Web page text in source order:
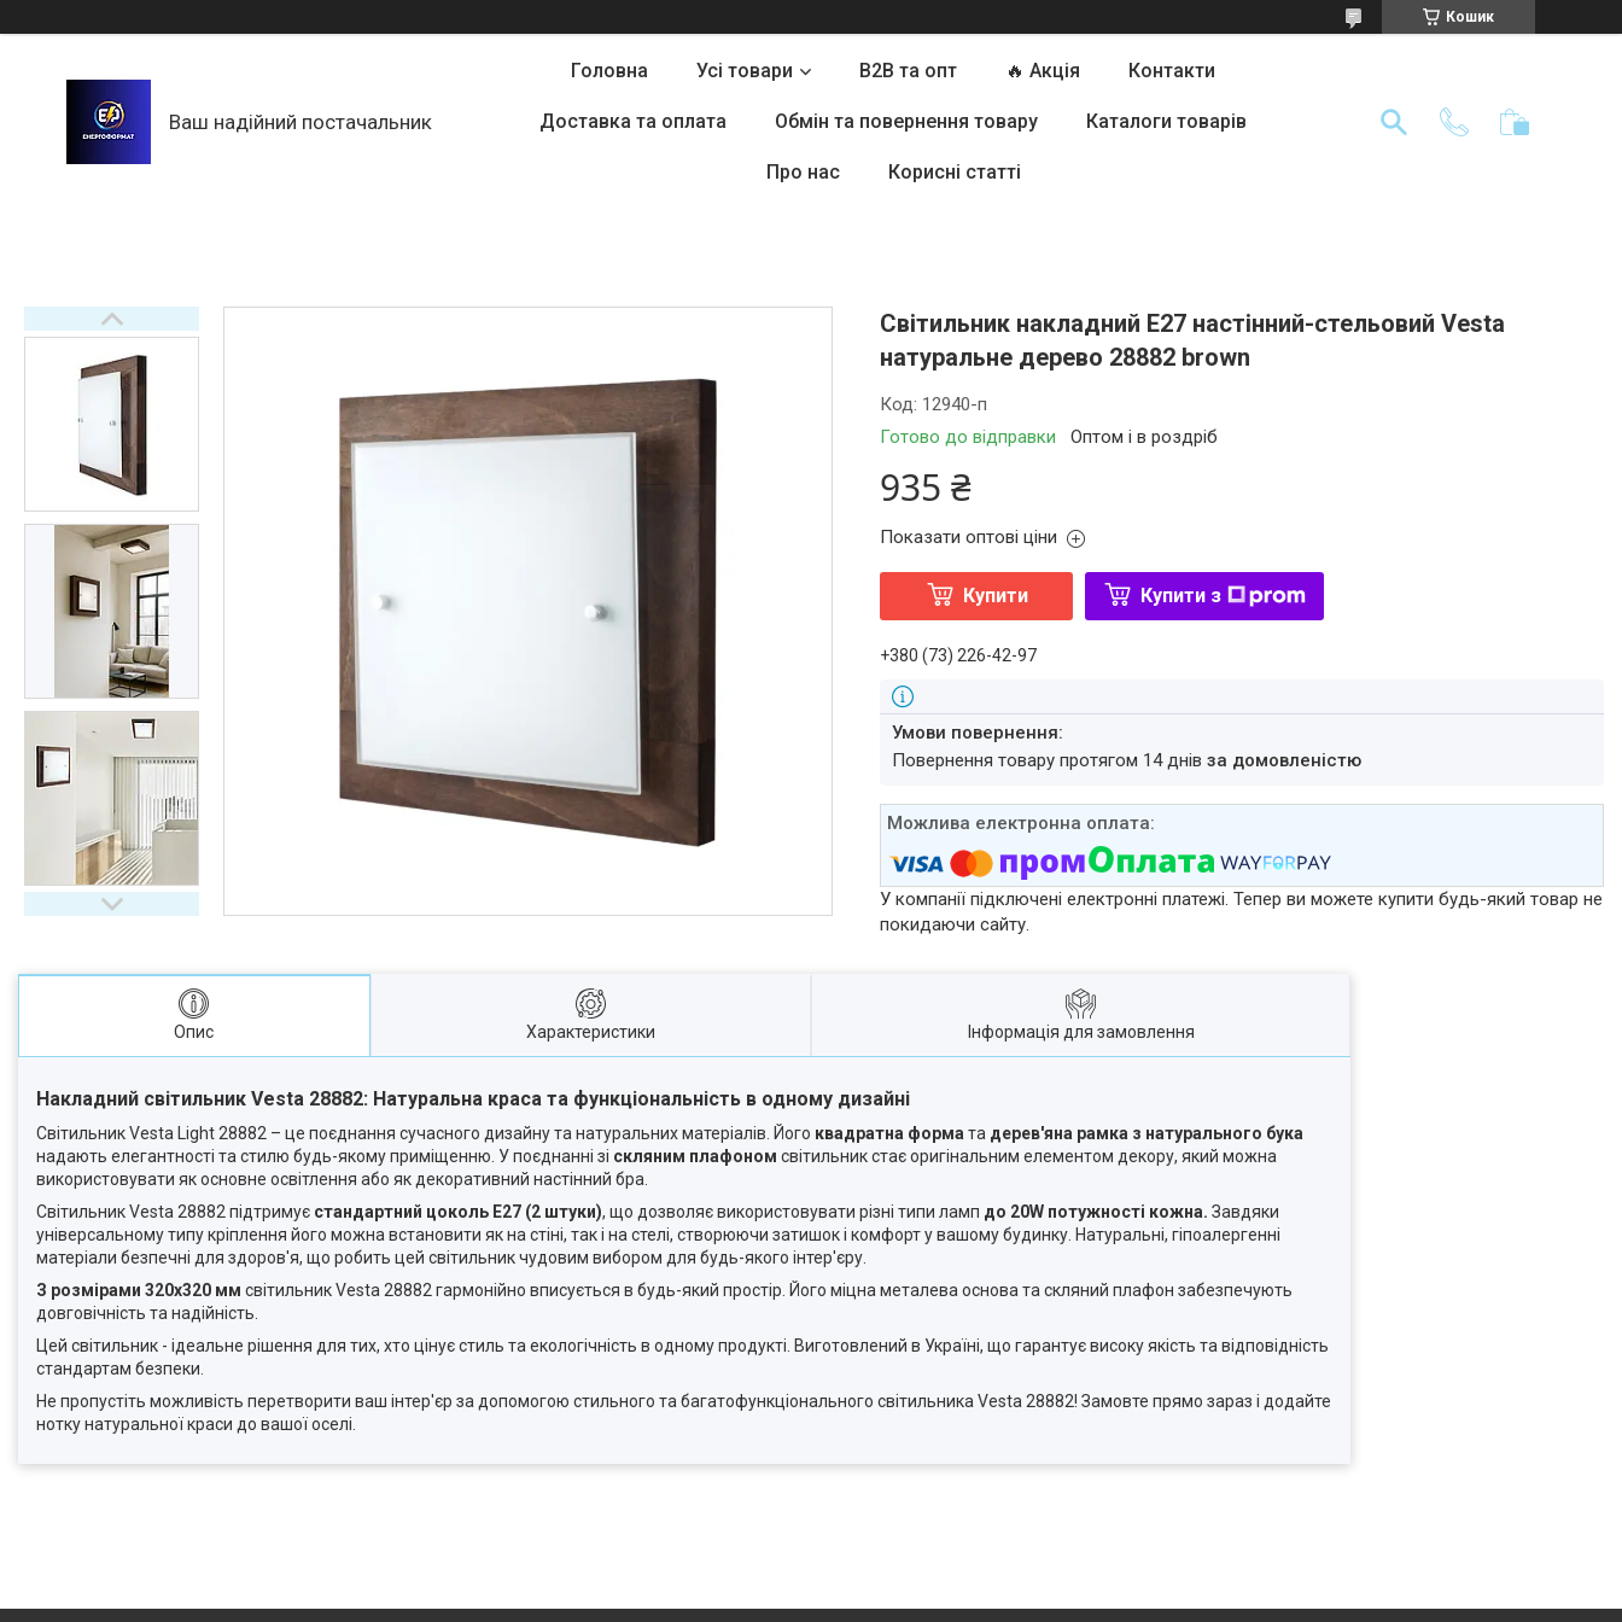
Кошик
Ваш надійний постачальник
Головна Усі товари B2B та опт 🔥 Акція Контакти
Доставка та оплата Обмін та повернення товару Каталоги товарів
Про нас Корисні статті
Світильник накладний Е27 настінний-стельовий Vesta
натуральне дерево 28882 brown
Готово до відправки Оптом і в роздріб
Код: 12940-п
935 ₴
Показати оптові ціни
Купити Купити з
+380 (73) 226-42-97
повернення товару протягом 14 днівза домовленістю
У компанії підключені електронні платежі. Тепер ви можете купити будь-який товар не
покидаючи сайту.
Опис Характеристики Інформація для замовлення
Накладний світильник Vesta 28882: Натуральна краса та функціональність в одному дизайні
Світильник Vesta Light 28882 – це поєднання сучасного дизайну та натуральних матеріалів. Його квадратна форма та дерев'яна рамка з натурального бука
надають елегантності та стилю будь-якому приміщенню. У поєднанні зі скляним плафоном світильник стає оригінальним елементом декору, який можна
використовувати як основне освітлення або як декоративний настінний бра.
Світильник Vesta 28882 підтримує стандартний цоколь E27 (2 штуки), що дозволяє використовувати різні типи ламп до 20W потужності кожна. Завдяки
універсальному типу кріплення його можна встановити як на стіні, так і на стелі, створюючи затишок і комфорт у вашому будинку. Натуральні, гіпоалергенні
матеріали безпечні для здоров'я, що робить цей світильник чудовим вибором для будь-якого інтер'єру.
З розмірами 320x320 мм світильник Vesta 28882 гармонійно вписується в будь-який простір. Його міцна металева основа та скляний плафон забезпечують
довговічність та надійність.
Цей світильник - ідеальне рішення для тих, хто цінує стиль та екологічність в одному продукті. Виготовлений в Україні, що гарантує високу якість та відповідність
стандартам безпеки.
Не пропустіть можливість перетворити ваш інтер'єр за допомогою стильного та багатофункціонального світильника Vesta 28882! Замовте прямо зараз і додайте
нотку натуральної краси до вашої оселі.